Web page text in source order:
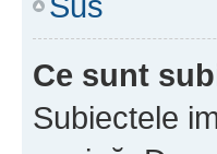
Ce sunt
Subiectele